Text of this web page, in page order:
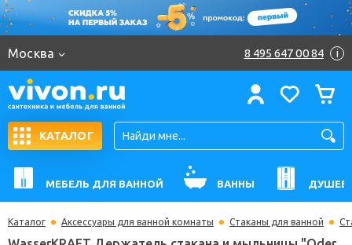
Москва 8 495 647 00 84 i
КАТАЛОГ
МЕБЕЛЬ ДЛЯ ВАННОЙ ВАННЫ
Каталог Аксессуары для ванной комнаты Стаканы для ванной